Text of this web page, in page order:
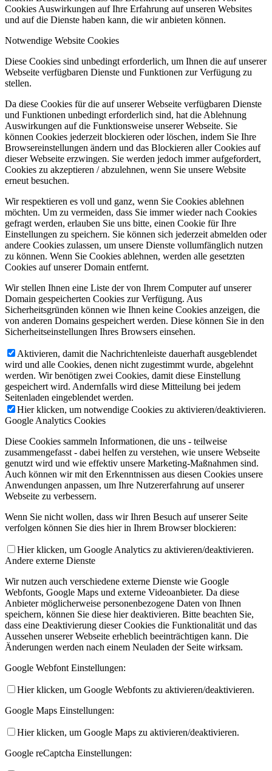
Cookies Auswirkungen auf Ihre Erfahrung auf unseren Websites
und auf die Dienste haben kann, die wir anbieten können.
Notwendige Website Cookies
Diese Cookies sind unbedingt erforderlich, um Ihnen die auf unserer
Webseite verfügbaren Dienste und Funktionen zur Verfügung zu
stellen.
Da diese Cookies für die auf unserer Webseite verfügbaren Dienste
und Funktionen unbedingt erforderlich sind, hat die Ablehnung
Auswirkungen auf die Funktionsweise unserer Webseite. Sie
können Cookies jederzeit blockieren oder löschen, indem Sie Ihre
Browsereinstellungen ändern und das Blockieren aller Cookies auf
dieser Webseite erzwingen. Sie werden jedoch immer aufgefordert,
Cookies zu akzeptieren / abzulehnen, wenn Sie unsere Website
erneut besuchen.
Wir respektieren es voll und ganz, wenn Sie Cookies ablehnen
möchten. Um zu vermeiden, dass Sie immer wieder nach Cookies
gefragt werden, erlauben Sie uns bitte, einen Cookie für Ihre
Einstellungen zu speichern. Sie können sich jederzeit abmelden oder
andere Cookies zulassen, um unsere Dienste vollumfänglich nutzen
zu können. Wenn Sie Cookies ablehnen, werden alle gesetzten
Cookies auf unserer Domain entfernt.
Wir stellen Ihnen eine Liste der von Ihrem Computer auf unserer
Domain gespeicherten Cookies zur Verfügung. Aus
Sicherheitsgründen können wie Ihnen keine Cookies anzeigen, die
von anderen Domains gespeichert werden. Diese können Sie in den
Sicherheitseinstellungen Ihres Browsers einsehen.
Aktivieren, damit die Nachrichtenleiste dauerhaft ausgeblendet
wird und alle Cookies, denen nicht zugestimmt wurde, abgelehnt
werden. Wir benötigen zwei Cookies, damit diese Einstellung
gespeichert wird. Andernfalls wird diese Mitteilung bei jedem
Seitenladen eingeblendet werden.
Hier klicken, um notwendige Cookies zu aktivieren/deaktivieren.
Google Analytics Cookies
Diese Cookies sammeln Informationen, die uns - teilweise
zusammengefasst - dabei helfen zu verstehen, wie unsere Webseite
genutzt wird und wie effektiv unsere Marketing-Maßnahmen sind.
Auch können wir mit den Erkenntnissen aus diesen Cookies unsere
Anwendungen anpassen, um Ihre Nutzererfahrung auf unserer
Webseite zu verbessern.
Wenn Sie nicht wollen, dass wir Ihren Besuch auf unserer Seite
verfolgen können Sie dies hier in Ihrem Browser blockieren:
Hier klicken, um Google Analytics zu aktivieren/deaktivieren.
Andere externe Dienste
Wir nutzen auch verschiedene externe Dienste wie Google
Webfonts, Google Maps und externe Videoanbieter. Da diese
Anbieter möglicherweise personenbezogene Daten von Ihnen
speichern, können Sie diese hier deaktivieren. Bitte beachten Sie,
dass eine Deaktivierung dieser Cookies die Funktionalität und das
Aussehen unserer Webseite erheblich beeinträchtigen kann. Die
Änderungen werden nach einem Neuladen der Seite wirksam.
Google Webfont Einstellungen:
Hier klicken, um Google Webfonts zu aktivieren/deaktivieren.
Google Maps Einstellungen:
Hier klicken, um Google Maps zu aktivieren/deaktivieren.
Google reCaptcha Einstellungen: